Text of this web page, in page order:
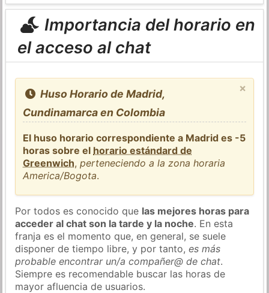
Importancia del horario en
el acceso al chat
×
Huso Horario de Madrid,
Cundinamarca en Colombia
El huso horario correspondiente a Madrid es -5
horas sobre el horario estándard de
Greenwich,perteneciendo a la zona horaria
America/Bogota.
Por todos es conocido que las mejores horas para
acceder al chat son la tarde y la noche. En esta
franja es el momento que, en general, se suele
disponer de tiempo libre, y por tanto,es más
probable encontrar un/a compañer@ de chat.
Siempre es recomendable buscar las horas de
mayor afluencia de usuarios.